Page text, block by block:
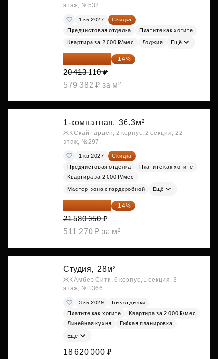
этаж, №532
1 кв 2027
Скидка
Предчистовая отделка
Платите как хотите
Квартира за 2 000 ₽/мес Лоджия Ещё
17 555 275 ₽ -14%
20 413 110 ₽
579 382 ₽ за м²
1-комнатная, 36.3м²
ЖК Скай Гарден, 2 корпус, 2 секция, 22
этаж, №297
1 кв 2027
Скидка
Предчистовая отделка
Платите как хотите
Квартира за 2 000 ₽/мес
Мастер-зона с гардеробной Ещё
18 559 101 ₽ -14%
21 580 350 ₽
511 270 ₽ за м²
Студия, 28м²
ЖК Амбер Сити, 6 корпус, 1 секция, 3
этаж, №1366
3 кв 2029
Без отделки
Платите как хотите
Квартира за 2 000 ₽/мес
Линейная кухня
Гибкая планировка
Ещё
18 620 000 ₽